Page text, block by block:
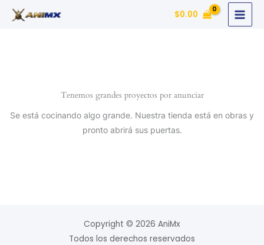
$0.00
Tenemos grandes proyectos por anunciar
Se está cocinando algo grande. Nuestra tienda está en obras y
pronto abrirá sus puertas.
Copyright © 2026 AniMx
Todos los derechos reservados